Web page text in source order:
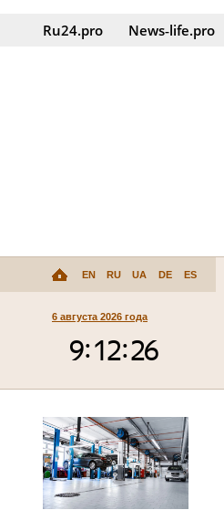
Ru24.pro News‑life.pro
EN RU UA DE ES
6 августа 2026 года